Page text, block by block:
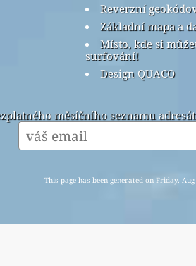
Reverzní
Základní mapa a
Místo, kde si
surfování!
Design QUACO
měsíčního seznamu
This page has been generated on Friday,